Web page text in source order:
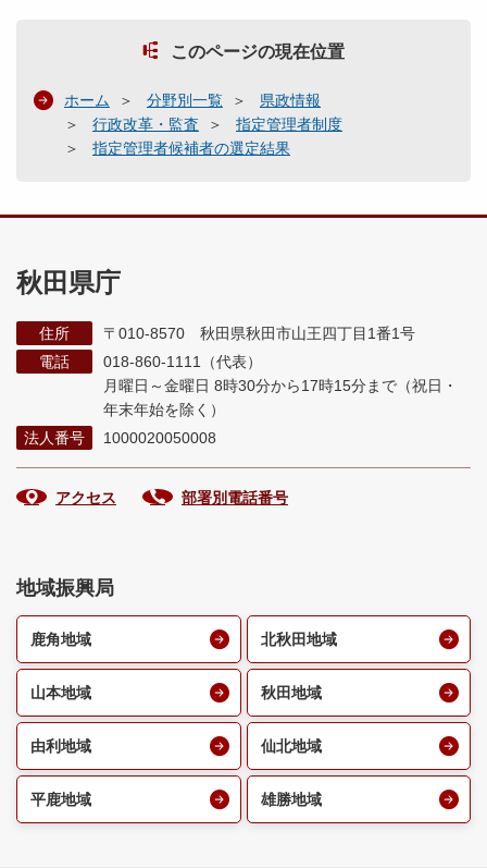
このページの現在位置
ホーム 分野別一覧
県政情報
行政改革・監査
指定管理者制度
指定管理者候補者の選定結果
秋田県庁
住所
〒010-8570 秋田県秋田市山王四丁目1番1号
電話
018-860-1111（代表）
月曜日～金曜日 8時30分から17時15分まで （祝日・
年末年始を除く）
法人番号
1000020050008
アクセス 部署別電話番号
地域振興局
鹿角地域 北秋田地域
山本地域 秋田地域
由利地域 仙北地域
平鹿地域 雄勝地域